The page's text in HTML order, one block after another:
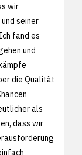
wir
seiner
fand es
und
die Qualität
als
dass wir